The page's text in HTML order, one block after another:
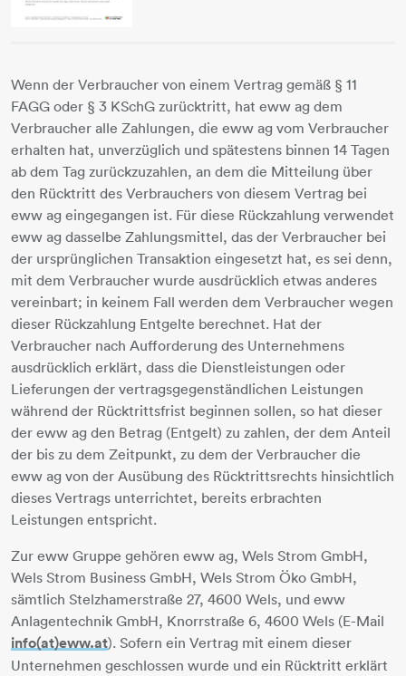
Wenn der Verbraucher von einem Vertrag gemäß § 11
FAGG oder § 3 KSchG zurücktritt, hat eww ag dem
Verbraucher alle Zahlungen, die eww ag vom Verbraucher
erhalten hat, unverzüglich und spätestens binnen 14 Tagen
ab dem Tag zurückzuzahlen, an dem die Mitteilung über
den Rücktritt des Verbrauchers von diesem Vertrag bei
eww ag eingegangen ist. Für diese Rückzahlung verwendet
eww ag dasselbe Zahlungsmittel, das der Verbraucher bei
der ursprünglichen Transaktion eingesetzt hat, es sei denn,
mit dem Verbraucher wurde ausdrücklich etwas anderes
vereinbart; in keinem Fall werden dem Verbraucher wegen
dieser Rückzahlung Entgelte berechnet. Hat der
Verbraucher nach Aufforderung des Unternehmens
ausdrücklich erklärt, dass die Dienstleistungen oder
Lieferungen der vertragsgegenständlichen Leistungen
während der Rücktrittsfrist beginnen sollen, so hat dieser
der eww ag den Betrag (Entgelt) zu zahlen, der dem Anteil
der bis zu dem Zeitpunkt, zu dem der Verbraucher die
eww ag von der Ausübung des Rücktrittsrechts hinsichtlich
dieses Vertrags unterrichtet, bereits erbrachten
Leistungen entspricht.
Zur eww Gruppe gehören eww ag, Wels Strom GmbH,
Wels Strom Business GmbH, Wels Strom Öko GmbH,
sämtlich Stelzhamerstraße 27, 4600 Wels, und eww
Anlagentechnik GmbH, Knorrstraße 6, 4600 Wels (E-Mail
info(at)eww.at​​​​​​​). Sofern ein Vertrag mit einem dieser
Unternehmen geschlossen wurde und ein Rücktritt erklärt